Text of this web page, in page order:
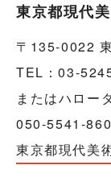
東京都現代
〒135-0022
TEL：03-
またはハロー
050-5541-
東京都現代美